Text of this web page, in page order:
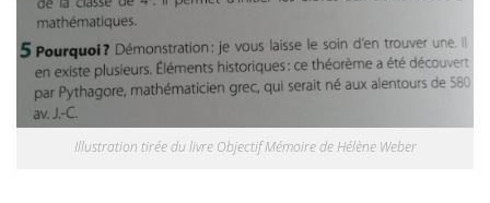
Illustration tirée du livre Objectif Mémoire de Hélène Weber